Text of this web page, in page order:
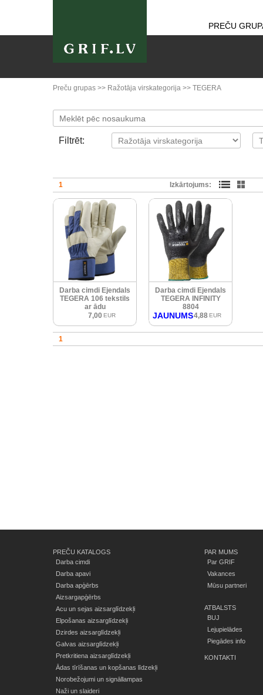
PREČU
Preču grupas >> Ražotāja virskategorija >> TEGERA
Filtrēt:
1 Izkārtojums:
Darba cimdi Ejendals
TEGERA 106 tekstils
ar ādu
7,00 EUR
Darba cimdi Ejendals
TEGERA INFINITY
8804
JAUNUMS4,88 EUR
1
PREČU KATALOGS
Darba cimdi
Darba apavi
Darba apģērbs
Aizsargapģērbs
Acu un sejas aizsarglīdzekļi
Elpošanas aizsarglīdzekļi
Dzirdes aizsarglīdzekļi
Galvas aizsarglīdzekļi
Pretkritiena aizsarglīdzekļi
Ādas tīrīšanas un kopšanas līdzekļi
Norobežojumi un signāllampas
Naži un slaideri
PAR MUMS
Par GRIF
Vakances
Mūsu partneri
ATBALSTS
BUJ
Lejupielādes
Piegādes info
KONTAKTI